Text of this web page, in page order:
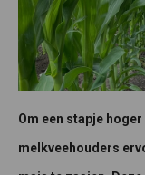
Om een stapje hoger
melkveehouders